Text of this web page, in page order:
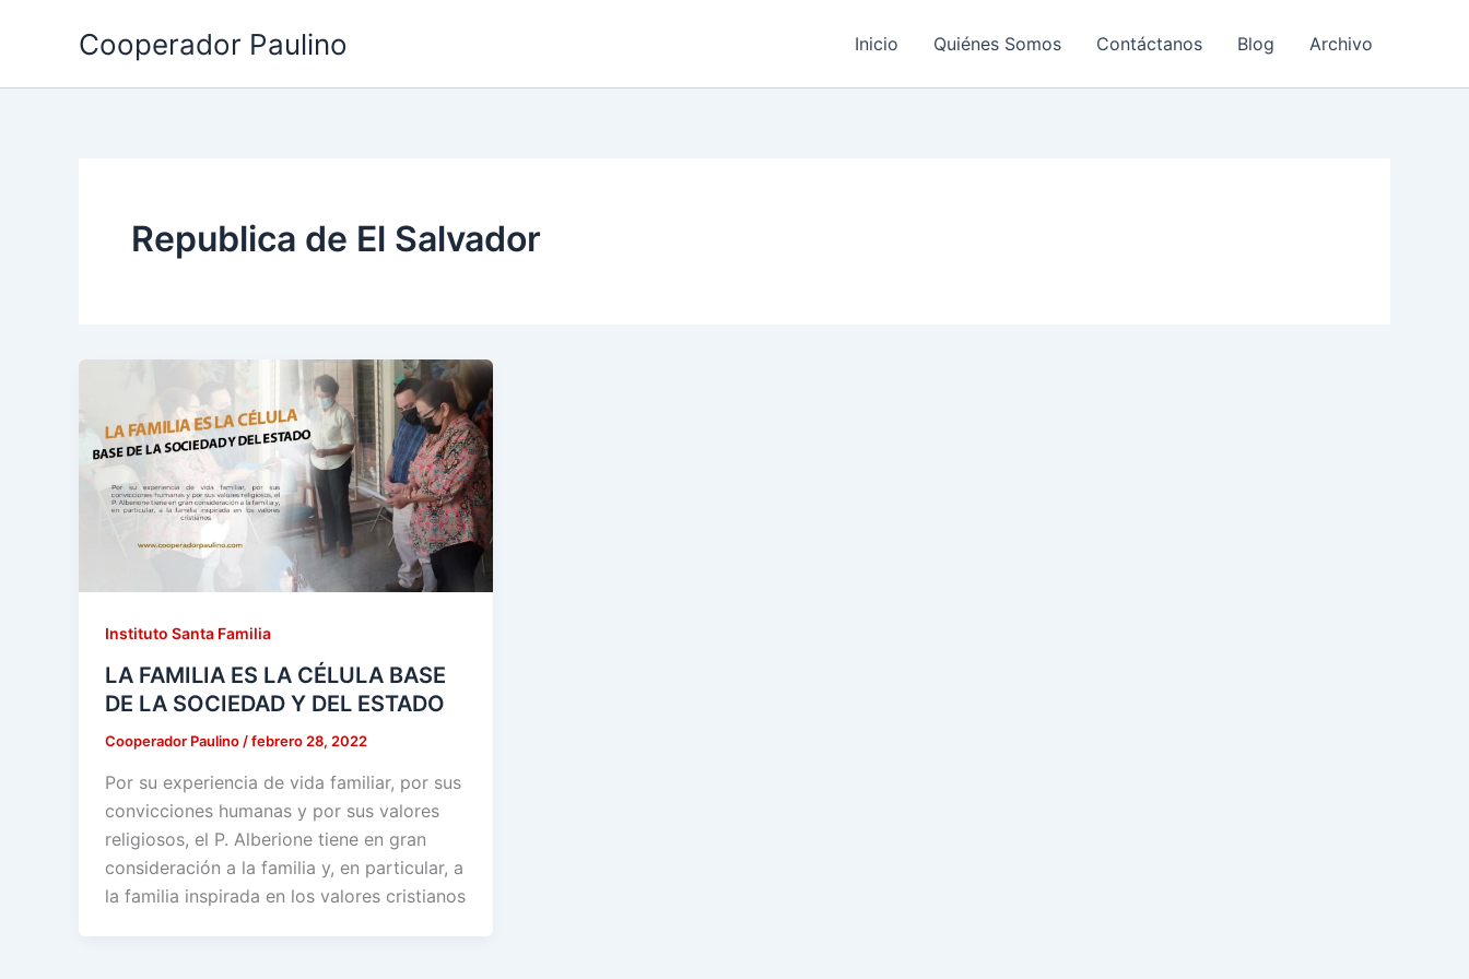
Cooperador Paulino Inicio Quiénes Somos Contáctanos Blog Archivo
Republica de El Salvador
Instituto Santa Familia
LA FAMILIA ES LA CÉLULA BASE
DE LA SOCIEDAD Y DEL ESTADO
Cooperador Paulino /febrero 28, 2022
Por su experiencia de vida familiar, por sus
convicciones humanas y por sus valores
religiosos, el P. Alberione tiene en gran
consideración a la familia y, en particular, a
la familia inspirada en los valores cristianos